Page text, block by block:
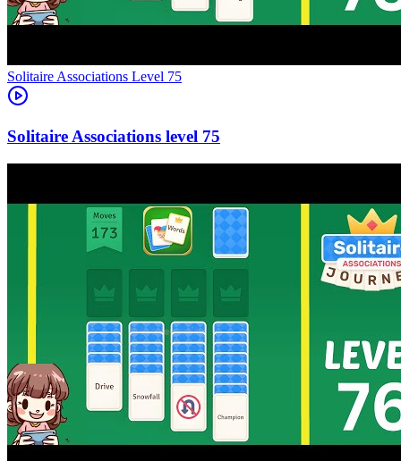
Level 75
75